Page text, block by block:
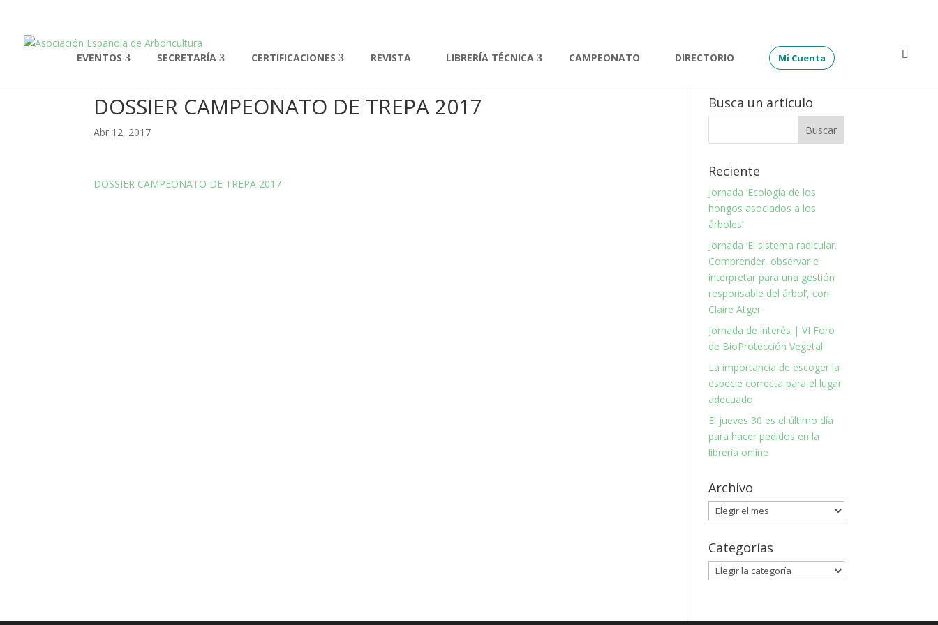
EVENTOS SECRETARÍA CERTIFICACIONES REVISTA LIBRERÍA TÉCNICA CAMPEONATO DIRECTORIO Mi Cuenta
DOSSIER CAMPEONATO DE TREPA 2017
Abr 12, 2017
DOSSIER CAMPEONATO DE TREPA 2017
Busca un artículo
Reciente
Jornada ‘Ecología de los
hongos asociados a los
árboles’
Jornada ‘El sistema radicular.
Comprender, observar e
interpretar para una gestión
responsable del árbol’, con
Claire Atger
Jornada de interés | VI Foro
de BioProtección Vegetal
La importancia de escoger la
especie correcta para el lugar
adecuado
El jueves 30 es el último día
para hacer pedidos en la
librería online
Archivo
Archivo
Categorías
Categorías